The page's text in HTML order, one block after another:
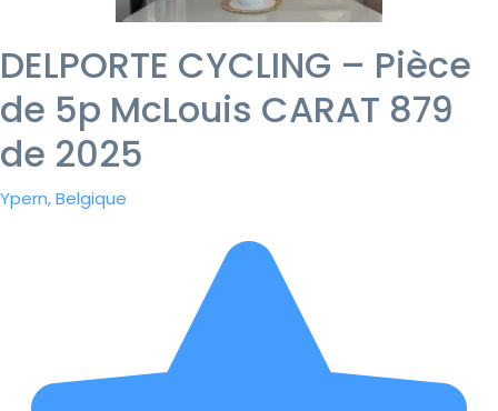
DELPORTE CYCLING – Pièce
de 5p McLouis CARAT 879
de 2025
Ypern, Belgique